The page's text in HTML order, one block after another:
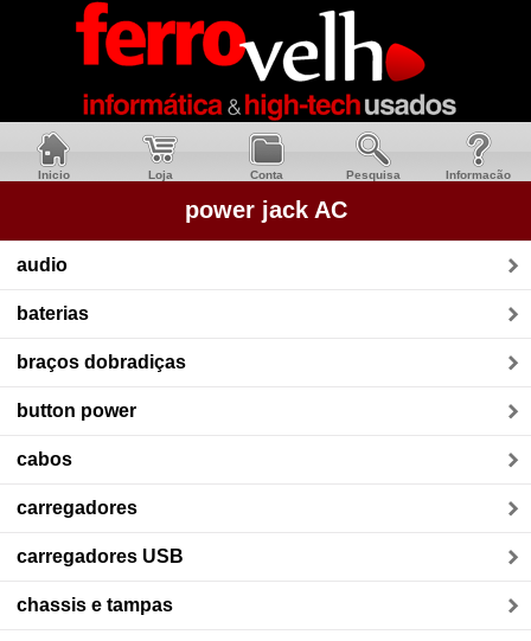
Inicio Loja Conta Pesquisa Informacão
power jack AC
audio
baterias
braços dobradiças
button power
cabos
carregadores
carregadores USB
chassis e tampas